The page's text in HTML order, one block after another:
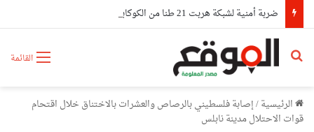
القائمة بحث عن
الرئيسية/إصابة فلسطيني بالرصاص والعشرات بالاختناق خلال اقتحام
قوات الاحتلال مدينة نابلس